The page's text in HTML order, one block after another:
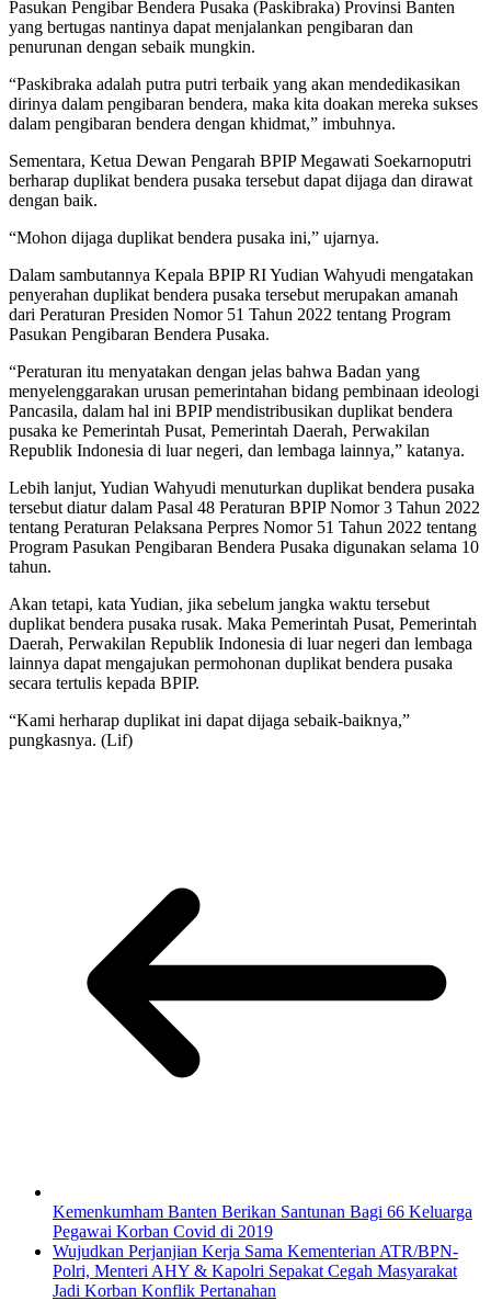
Pasukan Pengibar Bendera Pusaka (Paskibraka) Provinsi Banten
yang bertugas nantinya dapat menjalankan pengibaran dan
penurunan dengan sebaik mungkin.
“Paskibraka adalah putra putri terbaik yang akan mendedikasikan
dirinya dalam pengibaran bendera, maka kita doakan mereka sukses
dalam pengibaran bendera dengan khidmat,” imbuhnya.
Sementara, Ketua Dewan Pengarah BPIP Megawati Soekarnoputri
berharap duplikat bendera pusaka tersebut dapat dijaga dan dirawat
dengan baik.
“Mohon dijaga duplikat bendera pusaka ini,” ujarnya.
Dalam sambutannya Kepala BPIP RI Yudian Wahyudi mengatakan
penyerahan duplikat bendera pusaka tersebut merupakan amanah
dari Peraturan Presiden Nomor 51 Tahun 2022 tentang Program
Pasukan Pengibaran Bendera Pusaka.
“Peraturan itu menyatakan dengan jelas bahwa Badan yang
menyelenggarakan urusan pemerintahan bidang pembinaan ideologi
Pancasila, dalam hal ini BPIP mendistribusikan duplikat bendera
pusaka ke Pemerintah Pusat, Pemerintah Daerah, Perwakilan
Republik Indonesia di luar negeri, dan lembaga lainnya,” katanya.
Lebih lanjut, Yudian Wahyudi menuturkan duplikat bendera pusaka
tersebut diatur dalam Pasal 48 Peraturan BPIP Nomor 3 Tahun 2022
tentang Peraturan Pelaksana Perpres Nomor 51 Tahun 2022 tentang
Program Pasukan Pengibaran Bendera Pusaka digunakan selama 10
tahun.
Akan tetapi, kata Yudian, jika sebelum jangka waktu tersebut
duplikat bendera pusaka rusak. Maka Pemerintah Pusat, Pemerintah
Daerah, Perwakilan Republik Indonesia di luar negeri dan lembaga
lainnya dapat mengajukan permohonan duplikat bendera pusaka
secara tertulis kepada BPIP.
“Kami herharap duplikat ini dapat dijaga sebaik-baiknya,”
pungkasnya. (Lif)
Kemenkumham Banten Berikan Santunan Bagi 66 Keluarga
Pegawai Korban Covid di 2019
Wujudkan Perjanjian Kerja Sama Kementerian ATR/BPN-
Polri, Menteri AHY & Kapolri Sepakat Cegah Masyarakat
Jadi Korban Konflik Pertanahan